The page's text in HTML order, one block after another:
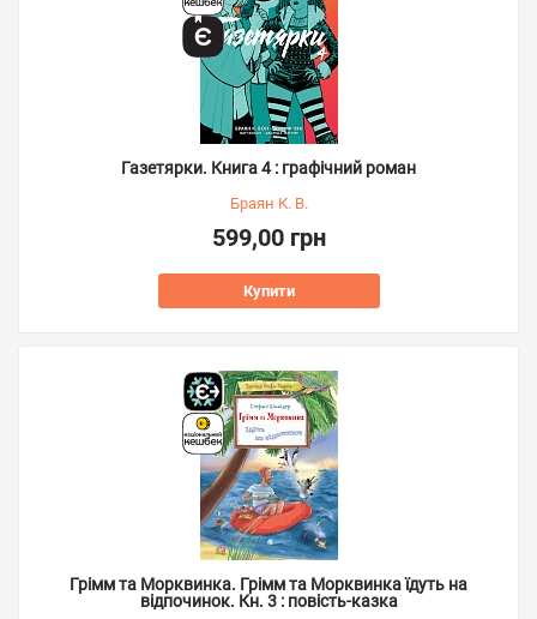
Газетярки. Книга 4 : графічний роман
Браян К. В.
599,00 грн
Купити
Грімм та Морквинка. Грімм та Морквинка їдуть на
відпочинок. Кн. 3 : повість-казка